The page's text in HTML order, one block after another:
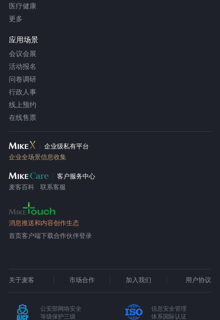
医疗健康
更多
应用场景
会议会展
活动报名
问卷调研
行政人事
线上预约
在线售票
企业级私有平台
企业全场景信息收集
客户服务中心
麦客百科
联系客服
消息推送和内容创作生态
首页客户端下载合作伙伴登录
关于麦客 市场合作 加入我们 用户协议
公安部网络安全
等级保护三级
信息安全管理
体系国际认证